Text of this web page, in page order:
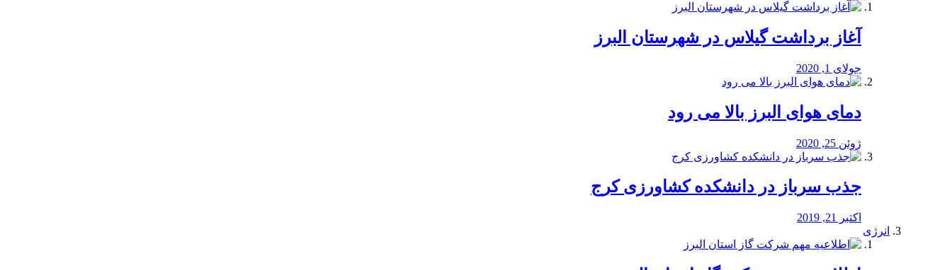
آغاز برداشت گیلاس در شهرستان البرز
جولای 1, 2020
دمای هوای البرز بالا می رود
ژوئن 25, 2020
جذب سرباز در دانشکده کشاورزی کرج
اکتبر 21, 2019
انرژی